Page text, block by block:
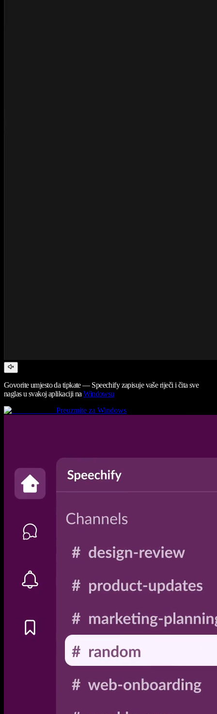
Govorite umjesto da tipkate — Speechify zapisuje vaše riječi i čita sve
naglas u svakoj aplikaciji naWindowsu
Preuzmite za Windows